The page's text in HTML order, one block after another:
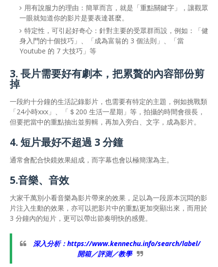
用有說服力的理由：簡單而言，就是「重點關鍵字」，讓觀眾
一眼就知道你的影片是要表達甚麼。
特定性，可引起好奇心：針對主要的受眾群而設，例如：「健
身入門的十個技巧」、「成為富翁的 3 個法則」、「當
Youtube 的 7 大技巧」等
3. 長片需要好有劇本，把累贅的內容部份剪
掉
一段約十分鐘的生活記錄影片，也需要有特定的主題，例如挑戰類
「24小時xxx」、「＄200 生活一星期」等，拍攝的時間會很長，
但要把當中的重點抽出並剪輯，再加入旁白、文字，成為影片。
4. 短片最好不超過 3 分鐘
通常會配合快鏡效果組成，而字幕也會以極簡潔為主。
5.音樂、音效
大家千萬別小看音樂為影片帶來的效果，足以為一段原本沉悶的影
片注入生動的效果，亦可以把影片中的重點更加突顯出來，而用於
3 分鐘內的短片，更可以帶出節奏明快的感覺。
深入分析： https://www.kennechu.info/search/label/
開箱／評測／教學